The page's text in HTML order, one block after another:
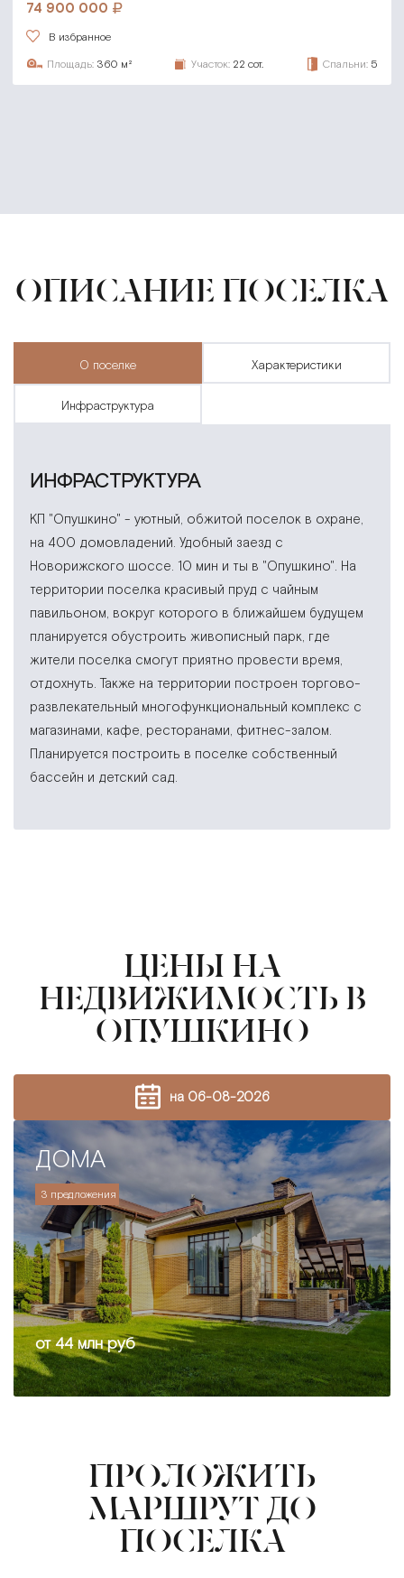
74 900 000
В избранное
Площадь: 360 м² Участок: 22 сот. Спальни: 5
ОПИСАНИЕ ПОСЕЛКА
о поселке характеристики
инфраструктура
ИНФРАСТРУКТУРА
КП "Опушкино" - уютный, обжитой поселок в охране,
на 400 домовладений. Удобный заезд с
Новорижского шоссе. 10 мин и ты в "Опушкино". На
территории поселка красивый пруд с чайным
павильоном, вокруг которого в ближайшем будущем
планируется обустроить живописный парк, где
жители поселка смогут приятно провести время,
отдохнуть. Также на территории построен торгово-
развлекательный многофункциональный комплекс с
магазинами, кафе, ресторанами, фитнес-залом.
Планируется построить в поселке собственный
бассейн и детский сад.
ЦЕНЫ НА
НЕДВИЖИМОСТЬ В
ОПУШКИНО
на 06-08-2026
ДОМА
3 предложения
от 44 млн руб
ПРОЛОЖИТЬ
МАРШРУТ ДО
ПОСЕЛКА